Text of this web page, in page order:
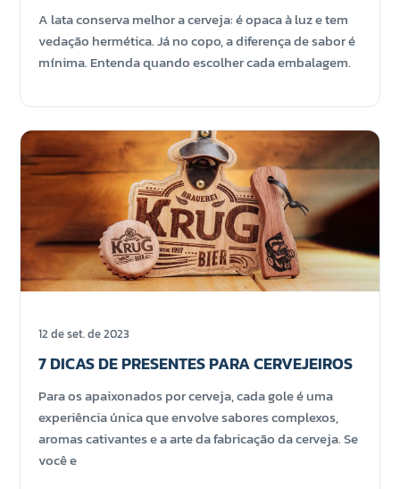
A lata conserva melhor a cerveja: é opaca à luz e tem
vedação hermética. Já no copo, a diferença de sabor é
mínima. Entenda quando escolher cada embalagem.
12 de set. de 2023
7 DICAS DE PRESENTES PARA CERVEJEIROS
Para os apaixonados por cerveja, cada gole é uma
experiência única que envolve sabores complexos,
aromas cativantes e a arte da fabricação da cerveja. Se
você e